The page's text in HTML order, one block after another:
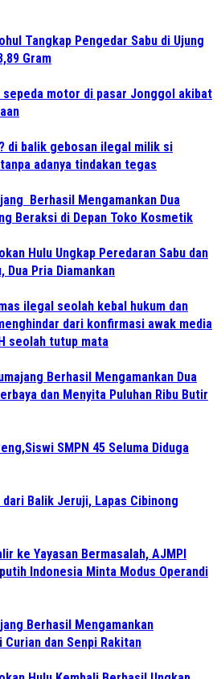
Tangkap Pengedar Sabu di Ujung
Gram
motor di pasar Jonggol akibat
di balik gebosan ilegal milik si
adanya tindakan tegas
Berhasil Mengamankan Dua
Beraksi di Depan Toko Kosmetik
Hulu Ungkap Peredaran Sabu dan
Dua Pria Diamankan
ilegal seolah kebal hukum dan
dari konfirmasi awak media
seolah tutup mata
Berhasil Mengamankan Dua
dan Menyita Puluhan Ribu Butir
SMPN 45 Seluma Diduga
dari Balik Jeruji, Lapas Cibinong
ke Yayasan Bermasalah, AJMPI
Indonesia Minta Modus Operandi
Berhasil Mengamankan
Curian dan Senpi Rakitan